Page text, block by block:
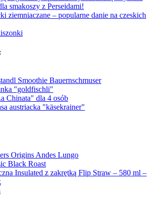
smakoszy z Perseidami!
ziemniaczane – popularne danie na czeskich
Smoothie Bauernschmuser
"goldfischli"
Chinata" dla 4 osób
austriacka "käsekrainer"
Origins Andes Lungo
Black Roast
Insulated z zakrętką Flip Straw – 580 ml –